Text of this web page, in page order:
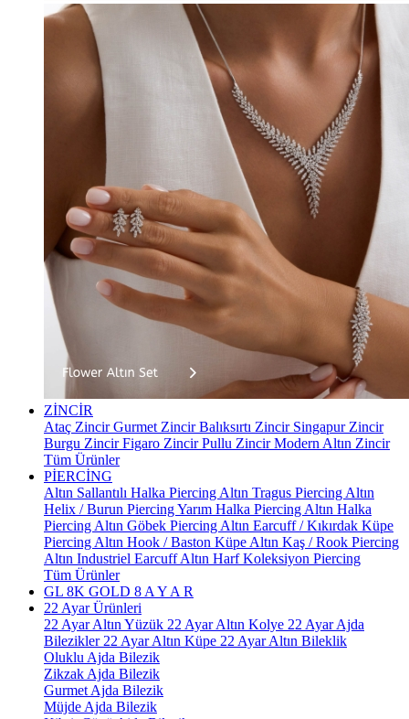
ZİNCİR
Ataç ZincirGurmet ZincirBalıksırtı Zincir Singapur Zincir
Burgu ZincirFigaro ZincirPullu ZincirModern Altın Zincir
Tüm Ürünler
PİERCİNG
Altın Sallantılı Halka Piercing Altın Tragus Piercing Altın
Helix / Burun PiercingYarım Halka Piercing Altın Halka
Piercing Altın Göbek Piercing Altın Earcuff / Kıkırdak Küpe
Piercing Altın Hook / Baston Küpe Altın Kaş / Rook Piercing
Altın Industriel EarcuffAltın Harf Koleksiyon Piercing
Tüm Ürünler
GL 8K GOLD 8 A Y A R
22 Ayar Ürünleri
22 Ayar Altın Yüzük 22 Ayar Altın Kolye 22 Ayar Ajda
Bilezikler 22 Ayar Altın Küpe 22 Ayar Altın Bileklik
Oluklu Ajda Bilezik
Zikzak Ajda Bilezik
Gurmet Ajda Bilezik
Müjde Ajda Bilezik